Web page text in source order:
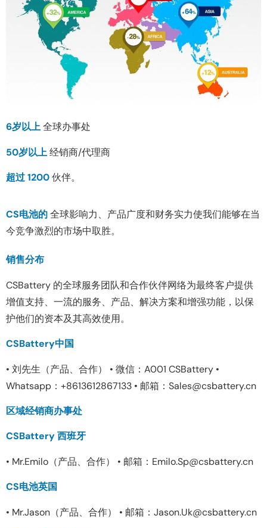
6岁以上全球办事处
50岁以上经销商/代理商
超过 1200伙伴。
CS电池的全球影响力、产品广度和财务实力使我们能够在当
今竞争激烈的市场中取胜。
销售分布
CSBattery 的全球服务团队和合作伙伴网络为最终客户提供
增值支持、一流的服务、产品、解决方案和增强功能，以保
护他们的资本及其高效使用。
CSBattery中国
• 刘先生（产品、合作） • 微信：A001 CSBattery •
Whatsapp：+8613612867133 • 邮箱：Sales@csbattery.cn
区域经销商办事处
CSBattery 西班牙
• Mr.Emilo（产品、合作） • 邮箱：Emilo.Sp@csbattery.cn
CS电池英国
• Mr.Jason（产品、合作） • 邮箱：Jason.Uk@csbattery.cn